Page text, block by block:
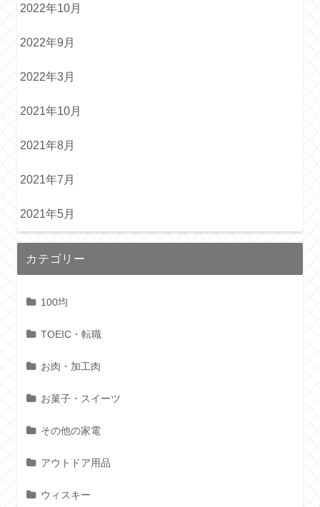
2022年10月
2022年9月
2022年3月
2021年10月
2021年8月
2021年7月
2021年5月
カテゴリー
100均
TOEIC・転職
お肉・加工肉
お菓子・スイーツ
その他の家電
アウトドア用品
ウィスキー